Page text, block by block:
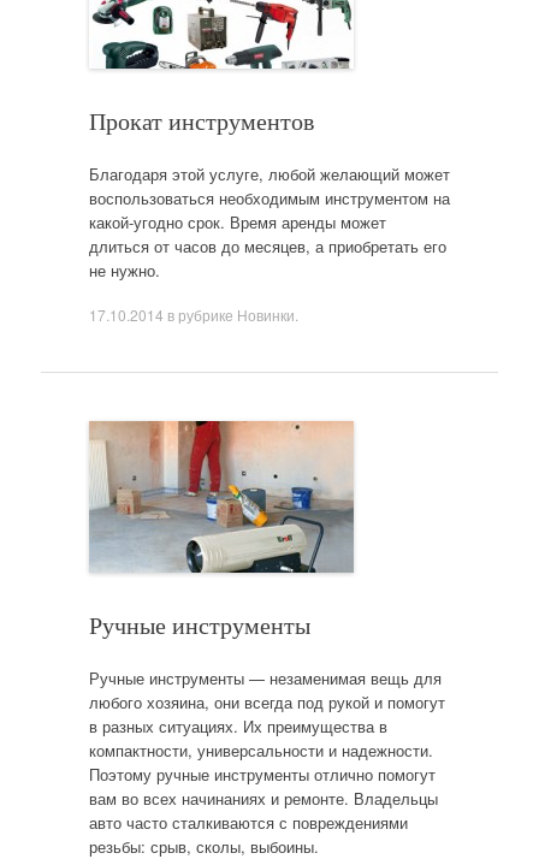
Прокат инструментов
Благодаря этой услуге, любой желающий может
воспользоваться необходимым инструментом на
какой-угодно срок. Время аренды может
длиться от часов до месяцев, а приобретать его
не нужно.
17.10.2014 в рубрике Новинки
Ручные инструменты
Ручные инструменты — незаменимая вещь для
любого хозяина, они всегда под рукой и помогут
в разных ситуациях. Их преимущества в
компактности, универсальности и надежности.
Поэтому ручные инструменты отлично помогут
вам во всех начинаниях и ремонте. Владельцы
авто часто сталкиваются с повреждениями
резьбы: срыв, сколы, выбоины.